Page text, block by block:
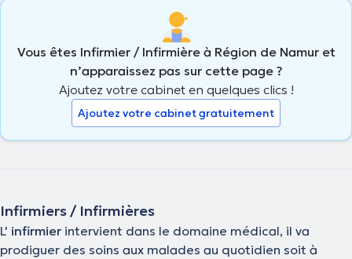
Vous êtes Infirmier / Infirmière à Région de Namur et
n’apparaissez pas sur cette page ?
Ajoutez votre cabinet en quelques clics !
Ajoutez votre cabinet gratuitement
Infirmiers / Infirmières
L' infirmier intervient dans le domaine médical, il va
prodiguer des soins aux malades au quotidien soit à